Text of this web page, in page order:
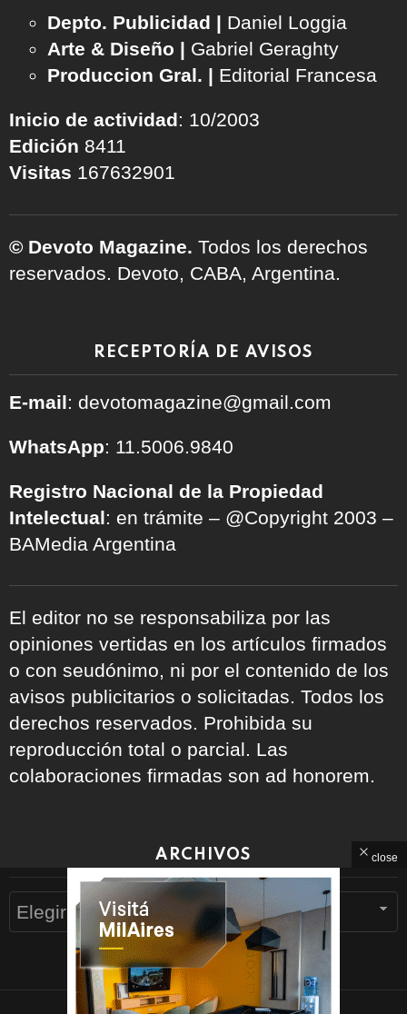
Depto. Publicidad | Daniel Loggia
Arte & Diseño | Gabriel Geraghty
Produccion Gral. | Editorial Francesa
Inicio de actividad: 10/2003
Edición 8411
Visitas 167632901
© Devoto Magazine. Todos los derechos
reservados. Devoto, CABA, Argentina.
RECEPTORÍA DE AVISOS
E-mail: devotomagazine@gmail.com
WhatsApp: 11.5006.9840
Registro Nacional de la Propiedad
Intelectual: en trámite – @Copyright 2003 –
BAMedia Argentina
El editor no se responsabiliza por las
opiniones vertidas en los artículos firmados
o con seudónimo, ni por el contenido de los
avisos publicitarios o solicitadas. Todos los
derechos reservados. Prohibida su
reproducción total o parcial. Las
colaboraciones firmadas son ad honorem.
ARCHIVOS
© 2026 Devoto Magazine
WhatsApp
Facebook
Twitter
Subscribe
close